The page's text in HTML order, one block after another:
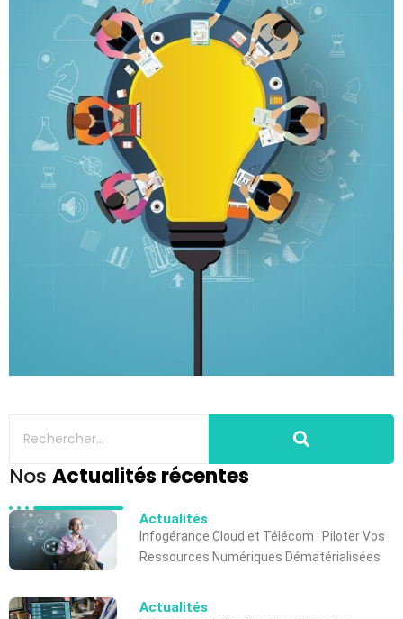
Nos Actualités récentes
Actualités
Infogérance Cloud et Télécom : Piloter Vos
Ressources Numériques Dématérialisées
Actualités